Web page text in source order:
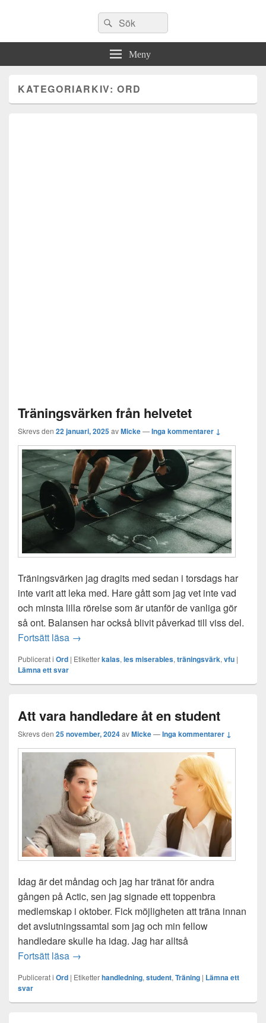
Sök
efter:
Sök
Meny
KATEGORIARKIV:ORD
Träningsvärken från helvetet
Skrevs den 22 januari, 2025avMicke—Inga kommentarer ↓
Träningsvärken jag dragits med sedan i torsdags har
inte varit att leka med. Hare gått som jag vet inte vad
och minsta lilla rörelse som är utanför de vanliga gör
så ont. Balansen har också blivit påverkad till viss del.
Fortsätt läsa Träningsvärken från helvetet
→
Publicerat i Ord | Etiketterkalas,les miserables,träningsvärk,vfu |
Lämna ett svar
Att vara handledare åt en student
Skrevs den 25 november, 2024avMicke—Inga kommentarer ↓
Idag är det måndag och jag har tränat för andra
gången på Actic, sen jag signade ett toppenbra
medlemskap i oktober. Fick möjligheten att träna innan
det avslutningssamtal som jag och min fellow
handledare skulle ha idag. Jag har alltså
Fortsätt läsa Att vara handledare åt en student
→
Publicerat i Ord | Etiketterhandledning, student, Träning | Lämna ett
svar